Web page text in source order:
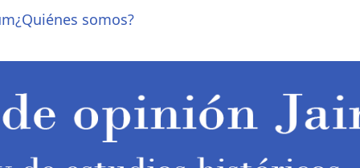
¿Quiénes somos?